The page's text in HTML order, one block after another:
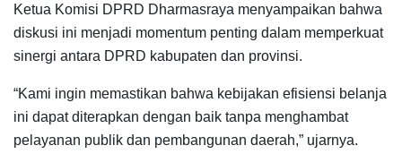
Ketua Komisi DPRD Dharmasraya menyampaikan bahwa
diskusi ini menjadi momentum penting dalam memperkuat
sinergi antara DPRD kabupaten dan provinsi.
“Kami ingin memastikan bahwa kebijakan efisiensi belanja
ini dapat diterapkan dengan baik tanpa menghambat
pelayanan publik dan pembangunan daerah,” ujarnya.